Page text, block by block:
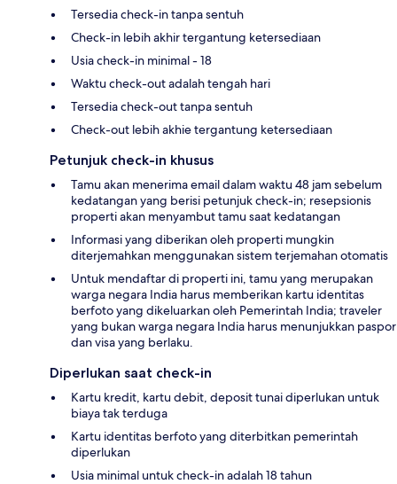
Tersedia check-in tanpa sentuh
Check-in lebih akhir tergantung ketersediaan
Usia check-in minimal - 18
Waktu check-out adalah tengah hari
Tersedia check-out tanpa sentuh
Check-out lebih akhie tergantung ketersediaan
Petunjuk check-in khusus
Tamu akan menerima email dalam waktu 48 jam sebelum
kedatangan yang berisi petunjuk check-in; resepsionis
properti akan menyambut tamu saat kedatangan
Informasi yang diberikan oleh properti mungkin
diterjemahkan menggunakan sistem terjemahan otomatis
Untuk mendaftar di properti ini, tamu yang merupakan
warga negara India harus memberikan kartu identitas
berfoto yang dikeluarkan oleh Pemerintah India; traveler
yang bukan warga negara India harus menunjukkan paspor
dan visa yang berlaku.
Diperlukan saat check-in
Kartu kredit, kartu debit, deposit tunai diperlukan untuk
biaya tak terduga
Kartu identitas berfoto yang diterbitkan pemerintah
diperlukan
Usia minimal untuk check-in adalah 18 tahun